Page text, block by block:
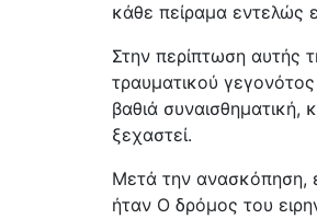
κάθε πείραμα εντελώς
Στην περίπτωση αυτής
τραυματικού γεγονότος
βαθιά
ξεχαστεί.
Μετά την ανασκόπηση,
ήταν Ο δρόμος του